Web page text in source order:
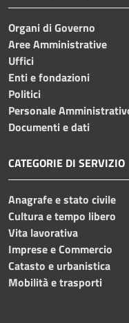
Organi di Governo
Aree Amministrative
Uffici
Enti e fondazioni
Politici
Personale
Documenti e dati
CATEGORIE DI SERVIZIO
Anagrafe e stato civile
Cultura e tempo libero
Vita lavorativa
Imprese e Commercio
Catasto e urbanistica
Mobilità e trasporti